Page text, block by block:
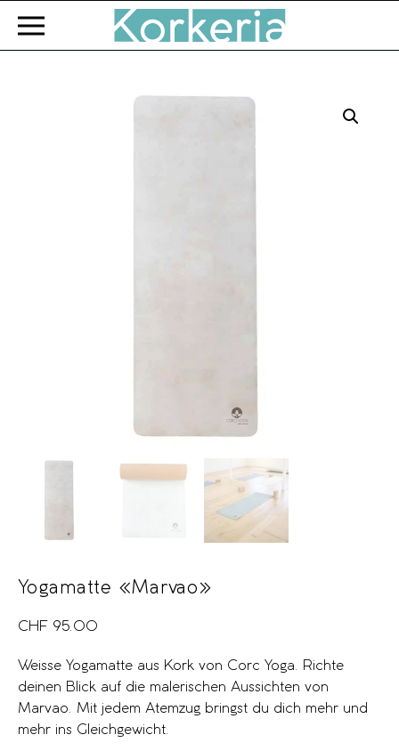
Zum Hauptinhalt springen
Yogamatte «Marvao»
CHF 95.00
Weisse Yogamatte aus Kork von Corc Yoga. Richte
deinen Blick auf die malerischen Aussichten von
Marvao. Mit jedem Atemzug bringst du dich mehr und
mehr ins Gleichgewicht.